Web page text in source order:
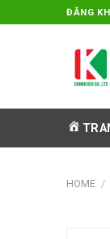
to
ĐĂNG
HOME /